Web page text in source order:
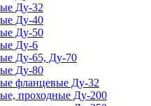
Ду-32
Ду-40
Ду-50
Ду-6
Ду-65, Ду-70
Ду-80
фланцевые Ду-32
проходные Ду-200